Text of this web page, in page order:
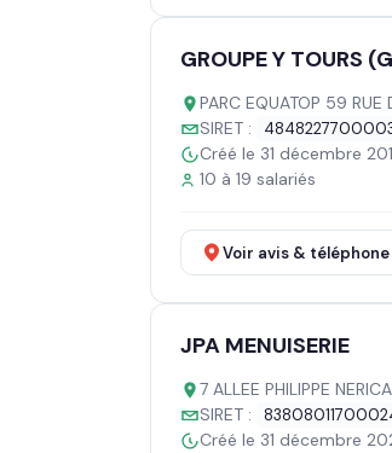
GROUPE Y TOURS
PARC EQUATOP 59
SIRET :
Créé le 31 décembre
10 à 19 salariés
Voir avis &
JPA MENUISERIE
7 ALLEE PHILIPPE
SIRET :
Créé le 31 décembre